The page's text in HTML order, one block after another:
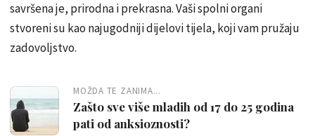
savršena je, prirodna i prekrasna. Vaši spolni organi
stvoreni su kao najugodniji dijelovi tijela, koji vam pružaju
zadovoljstvo.
MOŽDA TE ZANIMA...
Zašto sve više mladih od 17 do 25 godina
pati od anksioznosti?